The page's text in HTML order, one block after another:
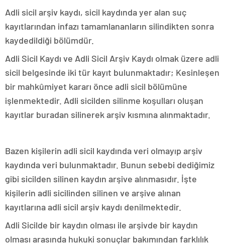
Adli sicil arşiv kaydı, sicil kaydında yer alan suç
kayıtlarından infazı tamamlananların silindikten sonra
kaydedildiği bölümdür.
Adli Sicil Kaydı ve Adli Sicil Arşiv Kaydı olmak üzere adli
sicil belgesinde iki tür kayıt bulunmaktadır; Kesinleşen
bir mahkûmiyet kararı önce adli sicil bölümüne
işlenmektedir. Adli sicilden silinme koşulları oluşan
kayıtlar buradan silinerek arşiv kısmına alınmaktadır.
Bazen kişilerin adli sicil kaydında veri olmayıp arşiv
kaydında veri bulunmaktadır. Bunun sebebi dediğimiz
gibi sicilden silinen kaydın arşive alınmasıdır. İşte
kişilerin adli sicilinden silinen ve arşive alınan
kayıtlarına adli sicil arşiv kaydı denilmektedir.
Adli Sicilde bir kaydın olması ile arşivde bir kaydın
olması arasında hukuki sonuçlar bakımından farklılık